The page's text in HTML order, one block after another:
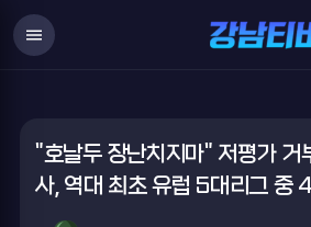
menu
"호날두 장난치지마" 저평가 거
사, 역대 최초 유럽 5대리그 중